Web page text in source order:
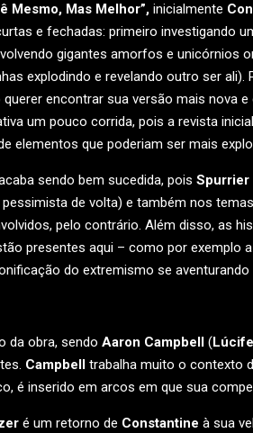
Mesmo, Mas Melhor”, inicialmente
e fechadas: primeiro investigando
gigantes amorfos e unicórnios
explodindo e revelando outro ser
encontrar sua versão mais nova
um pouco corrida, pois a revista
elementos que poderiam ser mais
sendo bem sucedida, pois Spurrier
de volta) e também nos
pelo contrário. Além disso, as
presentes aqui – como por exemplo
do extremismo se aventurando
da obra, sendo Aaron Campbell (
Campbell trabalha muito o contexto
é inserido em arcos em que sua
é um retorno de Constantine à sua